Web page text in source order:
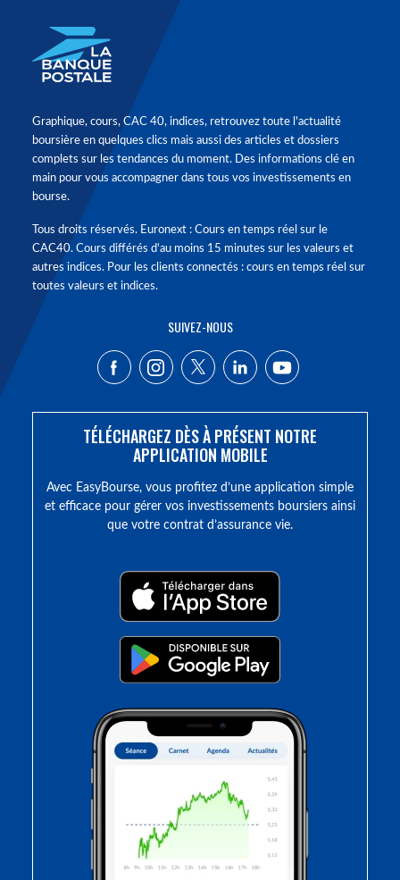
Graphique, cours, CAC 40, indices, retrouvez toute l'actualité
boursière en quelques clics mais aussi des articles et dossiers
complets sur les tendances du moment. Des informations clé en
main pour vous accompagner dans tous vos investissements en
bourse.
Tous droits réservés. Euronext : Cours en temps réel sur le
CAC40. Cours différés d'au moins 15 minutes sur les valeurs et
autres indices. Pour les clients connectés : cours en temps réel sur
toutes valeurs et indices.
SUIVEZ-NOUS
TÉLÉCHARGEZ DÈS À PRÉSENT NOTRE
APPLICATION MOBILE
Avec EasyBourse, vous profitez d’une application simple
et efficace pour gérer vos investissements boursiers ainsi
que votre contrat d’assurance vie.